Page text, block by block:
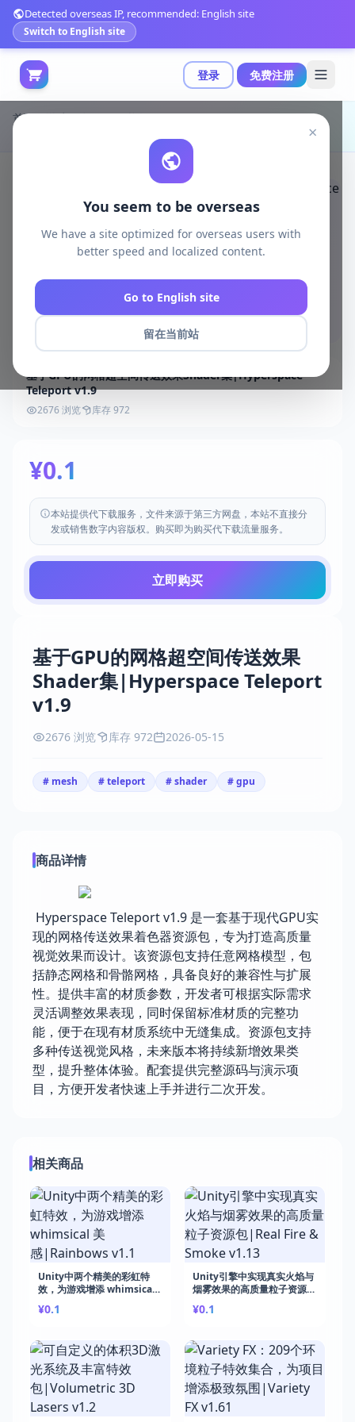
登录 免费注册
Detected overseas IP, recommended: English site
Switch to English site
×
You seem to be overseas
We have a site optimized for overseas users with
better speed and localized content.
Go to English site
留在当前站
首页 游戏开发 unity资源
Unity VFX Particles
基于GPU的网格超空间传送效果
Shader集|Hyperspace Teleport
v1.9
2676 浏览 库存 972 2026-05-15
# mesh # teleport # shader # gpu
商品详情
Hyperspace Teleport v1.9 是一套基于现代GPU实
现的网格传送效果着色器资源包，专为打造高质量
视觉效果而设计。该资源包支持任意网格模型，包
括静态网格和骨骼网格，具备良好的兼容性与扩展
性。提供丰富的材质参数，开发者可根据实际需求
灵活调整效果表现，同时保留标准材质的完整功
能，便于在现有材质系统中无缝集成。资源包支持
多种传送视觉风格，未来版本将持续新增效果类
型，提升整体体验。配套提供完整源码与演示项
目，方便开发者快速上手并进行二次开发。
相关商品
Unity中两个精美的彩虹特
效，为游戏增添 whimsical
¥0.1
Unity引擎中实现真实火焰与
烟雾效果的高质量粒子资源
v1.13
¥0.1
基于GPU的网格超空间传送效果Shader集|Hyperspace
Teleport v1.9
2676 浏览 库存 972
¥0.1
本站提供代下载服务，文件来源于第三方网盘，本站不直接分
发或销售数字内容版权。购买即为购买代下载流量服务。
立即购买